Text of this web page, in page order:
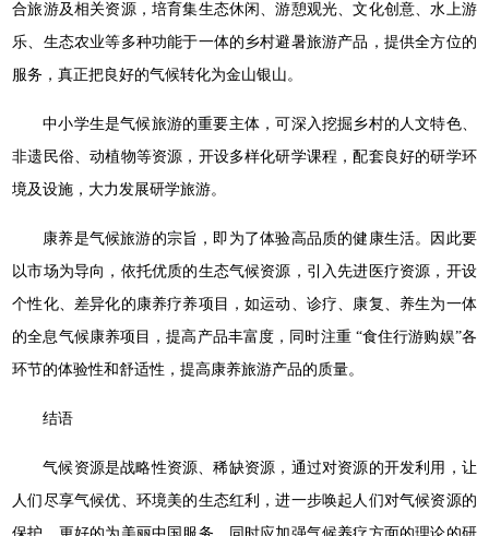
合旅游及相关资源，培育集生态休闲、游憩观光、文化创意、水上游
乐、生态农业等多种功能于一体的乡村避暑旅游产品，提供全方位的
服务，真正把良好的气候转化为金山银山。
中小学生是气候旅游的重要主体，可深入挖掘乡村的人文特色、
非遗民俗、动植物等资源，开设多样化研学课程，配套良好的研学环
境及设施，大力发展研学旅游。
康养是气候旅游的宗旨，即为了体验高品质的健康生活。因此要
以市场为导向，依托优质的生态气候资源，引入先进医疗资源，开设
个性化、差异化的康养疗养项目，如运动、诊疗、康复、养生为一体
的全息气候康养项目，提高产品丰富度，同时注重 “食住行游购娱”各
环节的体验性和舒适性，提高康养旅游产品的质量。
结语
气候资源是战略性资源、稀缺资源，通过对资源的开发利用，让
人们尽享气候优、环境美的生态红利，进一步唤起人们对气候资源的